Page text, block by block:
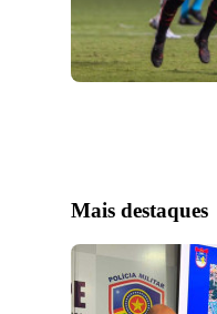
Mais destaques